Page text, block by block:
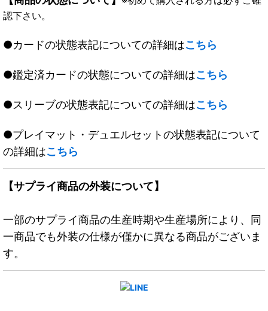
認下さい。
●カードの状態表記についての詳細はこちら
●鑑定済カードの状態についての詳細はこちら
●スリーブの状態表記についての詳細はこちら
●プレイマット・デュエルセットの状態表記について
の詳細はこちら
【サプライ商品の外装について】
一部のサプライ商品の生産時期や生産場所により、同
一商品でも外装の仕様が僅かに異なる商品がございま
す。